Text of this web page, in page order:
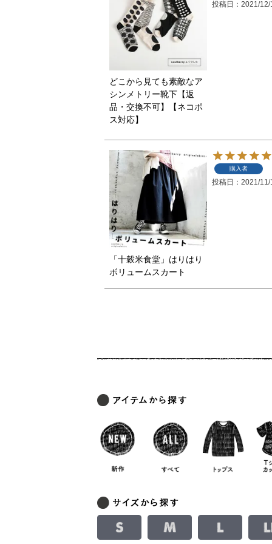
どこから見ても素敵なア
シンメトリー靴下【返
品・交換不可】【ネコポ
ス対応】
投稿日 2021/12/
「十穀米食堂」はりはり
ボリュームスカート
購入者
投稿日 2021/11/